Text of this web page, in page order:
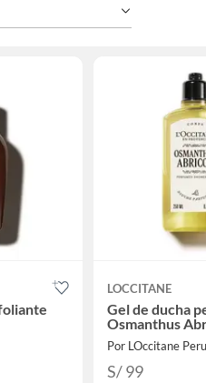
LOCCITANE
Gel de ducha
Osmanthus
Por LOccitane Peru
S/ 99